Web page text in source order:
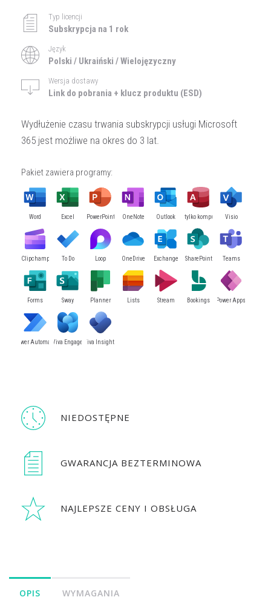
Typ licencji
Subskrypcja na 1 rok
Język
Polski / Ukraiński / Wielojęzyczny
Wersja dostawy
Link do pobrania + klucz produktu (ESD)
Wydłużenie czasu trwania subskrypcji usługi Microsoft
365 jest możliwe na okres do 3 lat.
Pakiet zawiera programy:
Word Excel PowerPoint OneNote OutlookAccess (tylko komputery PC)
Visio
Clipchamp To Do Loop OneDrive Exchange SharePoint Teams
Forms Sway Planner Lists Stream Bookings Power Apps
Power AutomateViva Engage Viva Insights
NIEDOSTĘPNE
GWARANCJA BEZTERMINOWA
NAJLEPSZE CENY I OBSŁUGA
OPIS WYMAGANIA